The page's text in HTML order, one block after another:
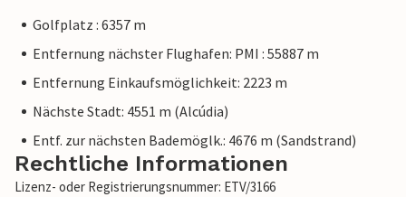
einer Unterkunft eines professionellen Eigentümers
unterscheidet.
Golfplatz : 6357 m
Entfernung nächster Flughafen: PMI : 55887 m
Entfernung Einkaufsmöglichkeit: 2223 m
Nächste Stadt: 4551 m (Alcúdia)
Entf. zur nächsten Bademöglk.: 4676 m (Sandstrand)
Rechtliche Informationen
Lizenz- oder Registrierungsnummer: ETV/3166